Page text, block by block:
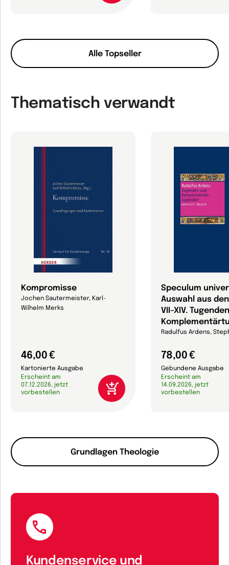
Alle Topseller
Thematisch verwandt
Grundlagen Theologie
Kompromisse
Jochen Sautermeister, Karl-
Wilhelm Merks
46,00 €
Kartonierte Ausgabe
Erscheint am
07.12.2026, jetzt
vorbestellen
Speculum
Auswahl aus
VII–XIV.
Radulfus Ardens,
78,00 €
Gebundene Ausgabe
Erscheint am
14.09.2026, jetzt
vorbestellen
Kundenservice und